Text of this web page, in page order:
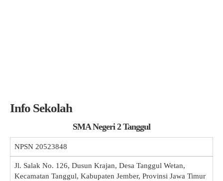
Info Sekolah
SMA Negeri 2 Tanggul
NPSN 20523848
Jl. Salak No. 126, Dusun Krajan, Desa Tanggul Wetan,
Kecamatan Tanggul, Kabupaten Jember, Provinsi Jawa Timur